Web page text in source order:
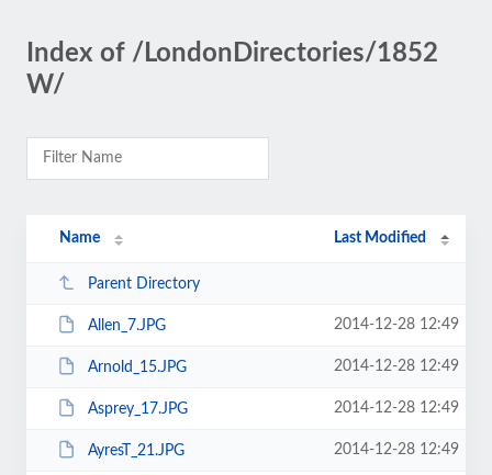
Index of /LondonDirectories/1852
W/
Name Last Modified
Parent Directory
Allen_7.JPG 2014-12-28 12:49
Arnold_15.JPG 2014-12-28 12:49
Asprey_17.JPG 2014-12-28 12:49
AyresT_21.JPG 2014-12-28 12:49